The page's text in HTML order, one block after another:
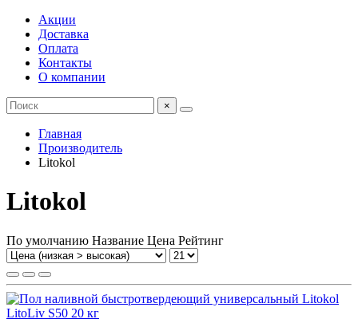
Акции
Доставка
Оплата
Контакты
О компании
×
Главная
Производитель
Litokol
Litokol
По умолчанию Название Цена Рейтинг